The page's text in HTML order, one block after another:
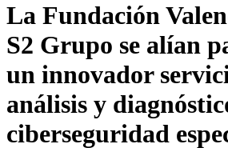
La Fundación
S2 Grupo se alían
un innovador
análisis y
ciberseguridad